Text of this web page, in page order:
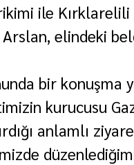
ile Kırklarelili
elindeki
bir konuşma
kurucusu
anlamlı